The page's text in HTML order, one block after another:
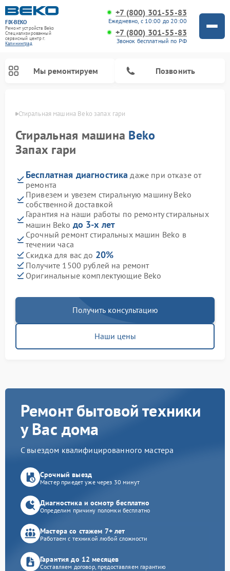
FIX-BEKO
Ремонт устройств Beko
Специализированный
cервисный центр г.
Калининград
+7 (800) 301-55-83
Ежедневно, с 10:00 до 20:00
+7 (800) 301-55-83
Звонок бесплатный по РФ
Мы ремонтируем Позвонить
Стиральная машина Beko запах гари
Стиральная машина Beko
Запах гари
Бесплатная диагностика даже при отказе от
ремонта
Привезем и увезем стиральную машину Beko
собственной доставкой
Гарантия на наши работы по ремонту стиральных
машин Beko до 3-х лет
Срочный ремонт стиральных машин Beko в
течении часа
Скидка для вас до 20%
Получите 1500 рублей на ремонт
Оригинальные комплектующие Beko
Получить консультацию
Наши цены
Ремонт бытовой техники
у Вас дома
С выездом квалифицированного мастера
Срочный выезд
Мастер приедет уже через 30 минут
Диагностика и осмотр бесплатно
Определим причину поломки бесплатно
Мастера со стажем 7+ лет
Работаем с техникой любой сложности
Гарантия до 12 месяцев
Составляем договор, предоставляем гарантию